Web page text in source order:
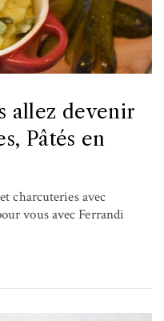
allez devenir
Pâtés en
charcuteries avec
vous avec Ferrandi